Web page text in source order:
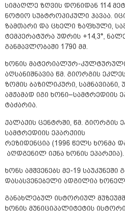
სიმაღლე ზღვის დონიდან 114
ნოტიო სუბტროპიკული ჰავაა.
ზამთარი და ცხელი ზაფხული,
ტემპერატურა უდრის +14,3°,
განმავლობაში 1790 მმ.
ხონის მატერიალურ-
აღსანიშნავია წმ. გიორგის
ზომის ბაზილიკური, სამნავიანი,
ამჟამად იგი ხონი–სამტრედიის
ტაძარია.
ქალაქის ცენტრში, წმ.
სამტრედიის ეპარქიის
რეზიდენცია (1996 წელს ხონმა
აღდგენილ იქნა ხონის ეპარქია).
ხონს ამშვენებს მე-19
დასასვენებელი ადგილია
განახლებულ ისტორიულ
ხონის მუნიციპალიტეტის